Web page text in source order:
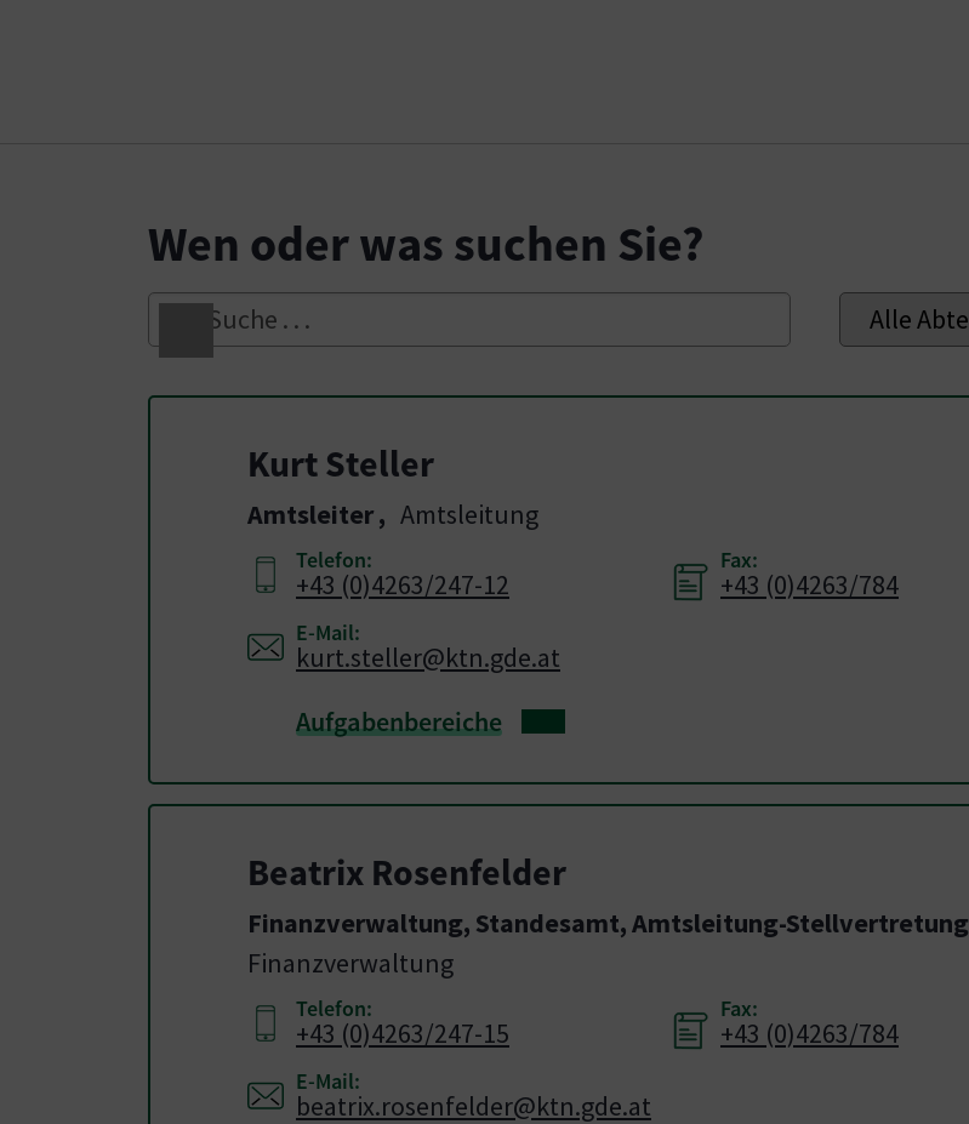
Wen oder was suchen Sie?
Kurt Steller
Amtsleiter, Amtsleitung
Telefon:
+43 (0)4263/247-12
Fax:
+43 (0)4263/784
E-Mail:
kurt.steller@ktn.gde.at
Aufgabenbereiche
Beatrix Rosenfelder
Finanzverwaltung, Standesamt, Amtsleitung-Stellvertretung
Finanzverwaltung
Telefon:
+43 (0)4263/247-15
Fax:
+43 (0)4263/784
E-Mail:
beatrix.rosenfelder@ktn.gde.at